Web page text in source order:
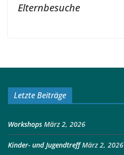
Elternbesuche
Letzte Beiträge
Workshops März 2, 2026
Kinder- und Jugendtreff März 2, 2026